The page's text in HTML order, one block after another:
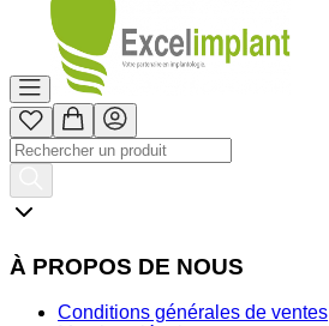
À PROPOS DE NOUS
Conditions générales de ventes